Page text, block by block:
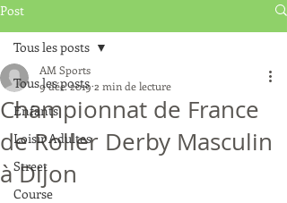
Post
Tous les posts
Enfants
Loisir Adultes
Street
Course
Tous les posts
Championnat de France
de Roller Derby Masculin
à Dijon
AM Sports
9 déc. 2019 2 min de lecture